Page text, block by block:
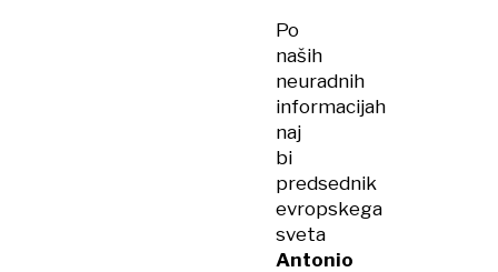
Po
naših
neuradnih
informacijah
naj
bi
predsednik
evropskega
sveta
Antonio